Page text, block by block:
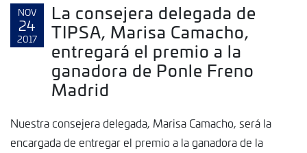
NOV
24
2017
La consejera delegada de
TIPSA, Marisa Camacho,
entregará el premio a la
ganadora de Ponle Freno
Madrid
Nuestra consejera delegada, Marisa Camacho, será la
encargada de entregar el premio a la ganadora de la